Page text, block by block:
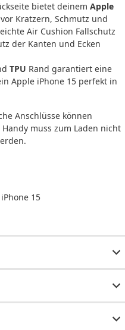
bietet deinem Apple
Kratzern, Schmutz und
Air Cushion Fallschutz
der Kanten und Ecken
TPU Rand garantiert eine
Apple iPhone 15 perfekt in
Anschlüsse können
muss zum Laden nicht
15